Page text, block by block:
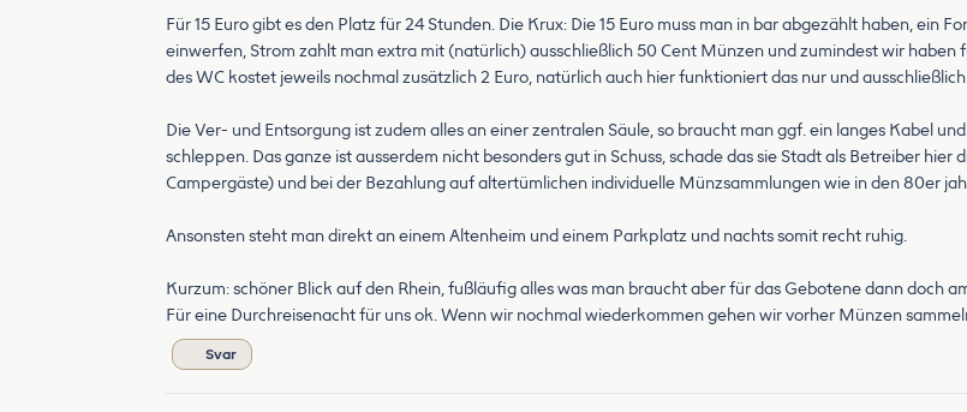
Für 15 Euro gibt es den Platz für 24 Stunden. Die Krux: Die 15 Euro muss man in bar abgezählt haben, ein
einwerfen, Strom zahlt man extra mit (natürlich) ausschließlich 50 Cent Münzen und zumindest wir
des WC kostet jeweils nochmal zusätzlich 2 Euro, natürlich auch hier funktioniert das nur und
Die Ver- und Entsorgung ist zudem alles an einer zentralen Säule, so braucht man ggf. ein langes Kabel
schleppen. Das ganze ist ausserdem nicht besonders gut in Schuss, schade das sie Stadt als Betreiber
Campergäste) und bei der Bezahlung auf altertümlichen individuelle Münzsammlungen wie in den 80er
Ansonsten steht man direkt an einem Altenheim und einem Parkplatz und nachts somit recht ruhig.
Kurzum: schöner Blick auf den Rhein, fußläufig alles was man braucht aber für das Gebotene dann doch
Für eine Durchreisenacht für uns ok. Wenn wir nochmal wiederkommen gehen wir vorher Münzen
Svar